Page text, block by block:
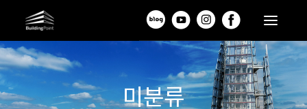
미분류